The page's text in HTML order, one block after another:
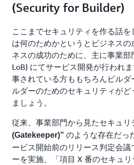
(Security for Builder)
ここまでセキュリティを作る話
は何のためかというとビジネス
ネスの成功のために、主に事業部
LoB) にてサービス開発が行われ
事されている方ももちろんビル
ルダーのためのセキュリティが
ましょう。
従来、事業部門から見たセキュリ
(Gatekeeper)” のような存在だっ
ービス開始前のリリース判定会
ーを実施、「項目 X 番のセキュ